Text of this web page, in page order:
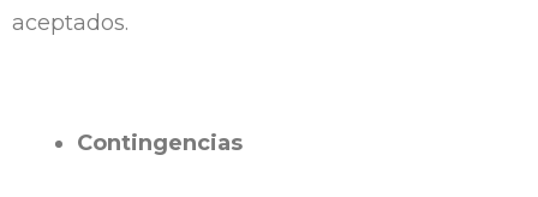
aceptados.
Contingencias